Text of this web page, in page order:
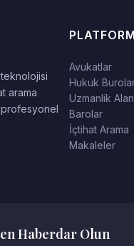
arama
PLATFORM
Avukatlar
Hukuk
Uzmanlik
Barolar
İçtihat Arama
Makaleler
Haberdar Olun